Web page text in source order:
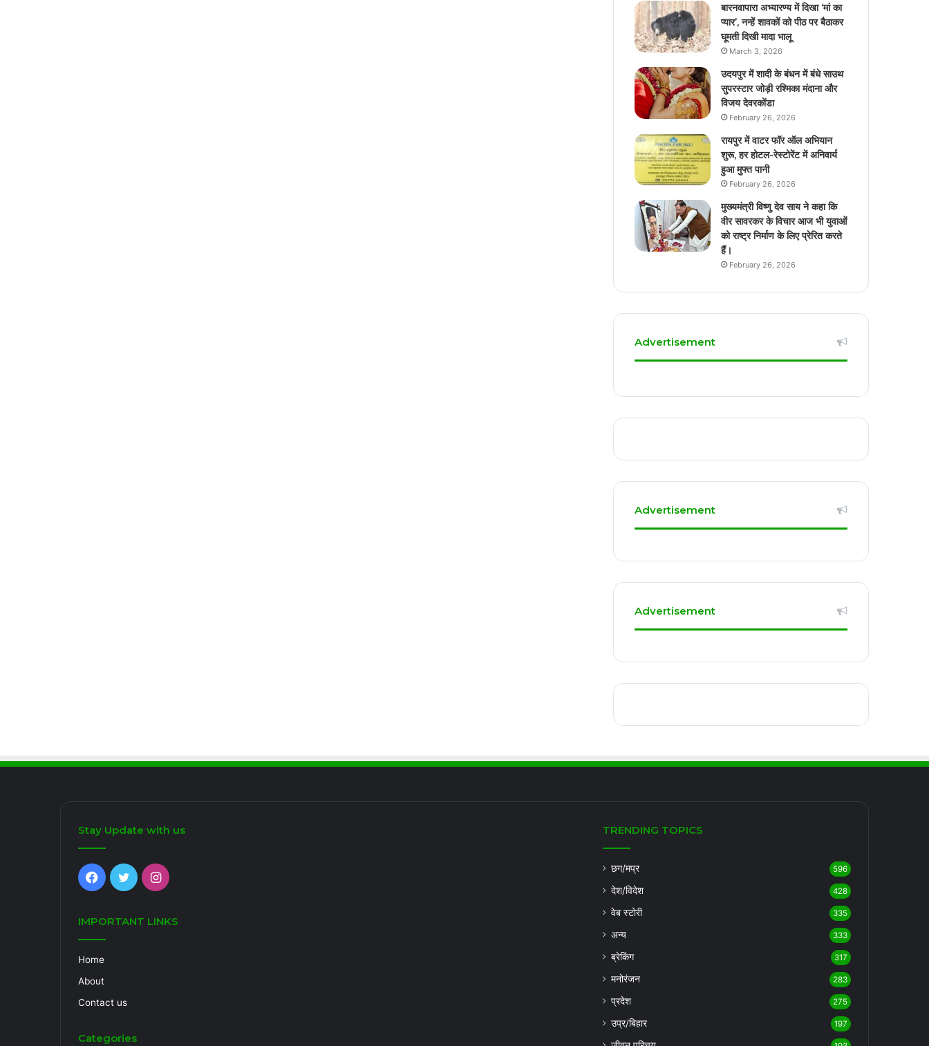
बारनवापारा अभ्यारण्य में दिखा ‘मां का
प्यार’, नन्हें शावकों को पीठ पर बैठाकर
घूमती दिखी मादा भालू
March 3, 2026
उदयपुर में शादी के बंधन में बंधे साउथ
सुपरस्टार जोड़ी रश्मिका मंदाना और
विजय देवरकोंडा
February 26, 2026
रायपुर में वाटर फॉर ऑल अभियान
शुरू, हर होटल-रेस्टोरेंट में अनिवार्य
हुआ मुफ्त पानी
February 26, 2026
मुख्यमंत्री विष्णु देव साय ने कहा कि
वीर सावरकर के विचार आज भी युवाओं
को राष्ट्र निर्माण के लिए प्रेरित करते
हैं।
February 26, 2026
Advertisement
Advertisement
Advertisement
Stay Update with us
Facebook
TwitterInstagram
IMPORTANT LINKS
Home
About
Contact us
Categories
TRENDING TOPICS
छग/मप्र 596
देश/विदेश 428
वेब स्टोरी 335
अन्य 333
ब्रेकिंग 317
मनोरंजन 283
प्रदेश 275
उप्र/बिहार 197